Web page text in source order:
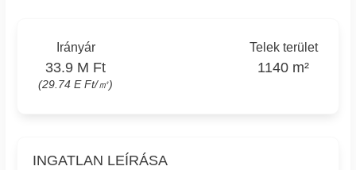
Irányár
33.9 M Ft
(29.74 E Ft/㎡)
Telek terület
1140 m²
INGATLAN LEÍRÁSA